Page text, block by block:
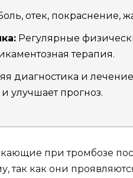
отек, покраснение,
Регулярные
терапия.
диагностика и
улучшает прогноз.
при тромбозе
так как они